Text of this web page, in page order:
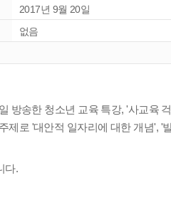
2017년 9월 20일
없음
방송한 청소년 교육 특강, '사교육
제로 '대안적 일자리에 대한 개념', '
다.